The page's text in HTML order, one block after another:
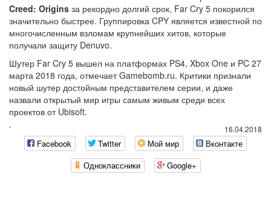
Creed: Origins за рекордно долгий срок, Far Cry 5 покорился
значительно быстрее. Группировка CPY является известной по
многочисленным взломам крупнейших хитов, которые
получали защиту Denuvo.
Шутер Far Cry 5 вышел на платформах PS4, Xbox One и PC 27
марта 2018 года, отмечает Gamebomb.ru. Критики признали
новый шутер достойным представителем серии, и даже
назвали открытый мир игры самым живым среди всех
проектов от Ubisoft.
16.04.2018
`
Facebook Twitter Мой мир
Вконтакте
Одноклассники
Google+